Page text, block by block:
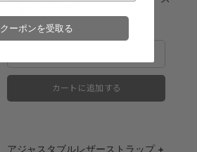
Price
¥9,900
カートに追加する
アジャスタブルレザーストラップ +
クーポンを受取る